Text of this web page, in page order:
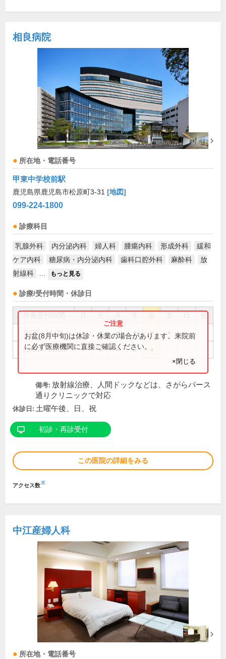
相良病院
所在地・電話番号
甲東中学校前駅
鹿児島県鹿児島市松原町3-31 [地図]
099-224-1800
診療科目
乳腺外科 内分泌内科 婦人科 腫瘍内科 形成外科
緩和
ケア内科
糖尿病・内分泌内科 歯科口腔外科 麻酔科
放
射線科
もっと見る
診療/受付時間・休診日
祝
8:00～11:30 ● ● ● ● ●
13:30～17:00 ● ● ● ●
お盆(8月中旬)は休診・休業の場合があります。来院前
に必ず医療機関に直接ご確認ください。
×閉じる
備考: 放射線治療、人間ドックなどは、さがらパース
通りクリニックで対応
休診日: 土曜午後、日、祝
初診・再診受付
この医院の詳細をみる
アクセス数※
中江産婦人科
所在地・電話番号